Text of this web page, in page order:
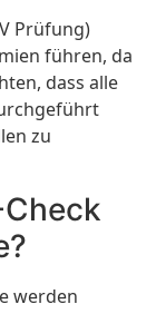
Prüfung)
führen, da
dass alle
zu
werden